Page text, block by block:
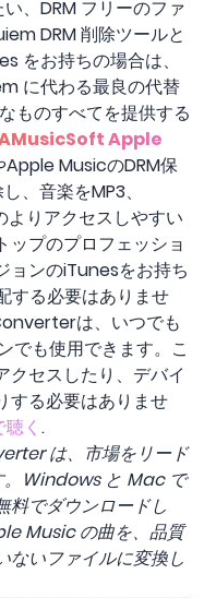
、DRM フリーのファ
DRM 削除ツールと
をお持ちの場合は、
に代わる最良の代替
ものすべてを提供する
Apple
MusicのDRM保
、音楽をMP3、
よりアクセスしやすい
ップのプロフェッショ
ョンのiTunesをお持ち
する必要はありませ
は、いつでも
でも使用できます。こ
クセスしたり、デバイ
する必要はありませ
く .
は、市場をリード
。Windows と Mac で
料でダウンロードし
Music の曲を、品質
ないファイルに変換し